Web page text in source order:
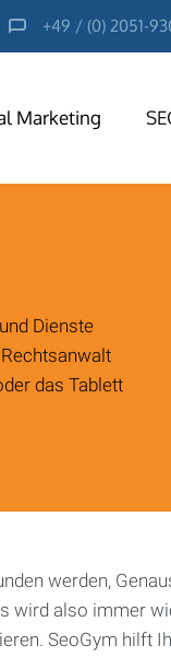
+49 / (0) 2051-
Marketing
Dienste
das Tablett
werden,
wird also immer
SeoGym hilft